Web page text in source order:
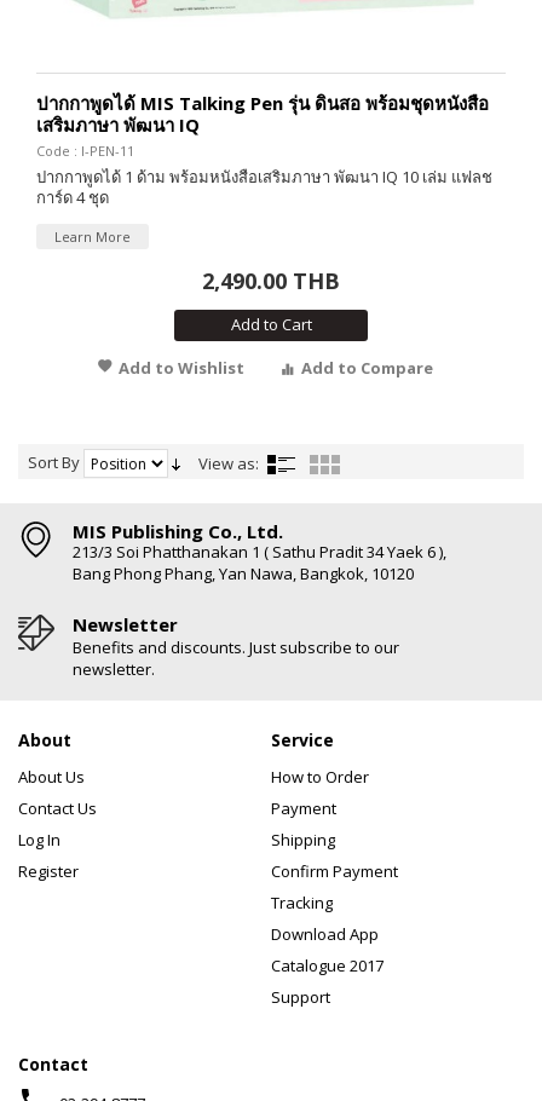
ปากกาพูดได้ MIS Talking Pen รุ่น ดินสอ พร้อมชุดหนังสือ
เสริมภาษา พัฒนา IQ
Code : I-PEN-11
ปากกาพูดได้ 1 ด้าม พร้อมหนังสือเสริมภาษา พัฒนา IQ 10 เล่ม แฟลช
การ์ด 4 ชุด
Learn More
2,490.00 THB
Add to Cart
Add to Wishlist
Add to Compare
Sort By View as:
MIS Publishing Co., Ltd.
213/3 Soi Phatthanakan 1 ( Sathu Pradit 34 Yaek 6 ),
Bang Phong Phang, Yan Nawa, Bangkok, 10120
Newsletter
Benefits and discounts. Just subscribe to our
newsletter.
About
About Us
Contact Us
Log In
Register
Service
How to Order
Payment
Shipping
Confirm Payment
Tracking
Download App
Catalogue 2017
Support
Contact